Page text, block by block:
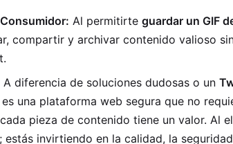
Al permitirte guardar un GIF
compartir y archivar contenido valioso
A diferencia de soluciones dudosas o un
una plataforma web segura que no
pieza de contenido tiene un valor. Al
estás invirtiendo en la calidad, la